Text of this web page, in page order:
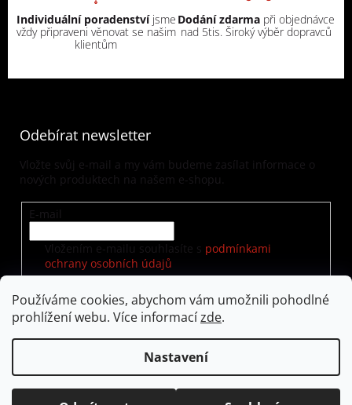
Používáme cookies, abychom vám umožnili pohodlné
prohlížení webu. Více informacízde.
Nastavení
Individuální poradenstvíjsme
vždy připraveni věnovat se našim
klientům
Dodání zdarma při objednávce
nad 5tis. Široký výběr dopravců
Odebírat newsletter
Vložte svůj e-mail a my vám budeme zasílat informace o
nových produktech na našem e-shopu.
E-mail
Vložením e-mailu souhlasíte s podmínkami
ochrany osobních údajů
PŘIHLÁSIT SE
Vytvořil Shoptet |Nakódoval eshopGuru